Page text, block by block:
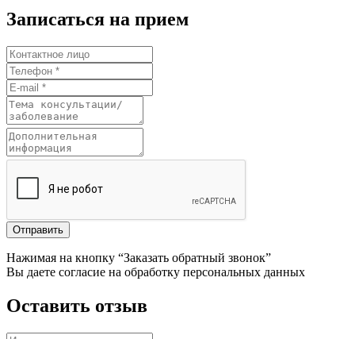
Записаться на прием
Отправить
Нажимая на кнопку “Заказать обратный звонок”
Вы даете согласие на обработку персональных данных
Оставить отзыв